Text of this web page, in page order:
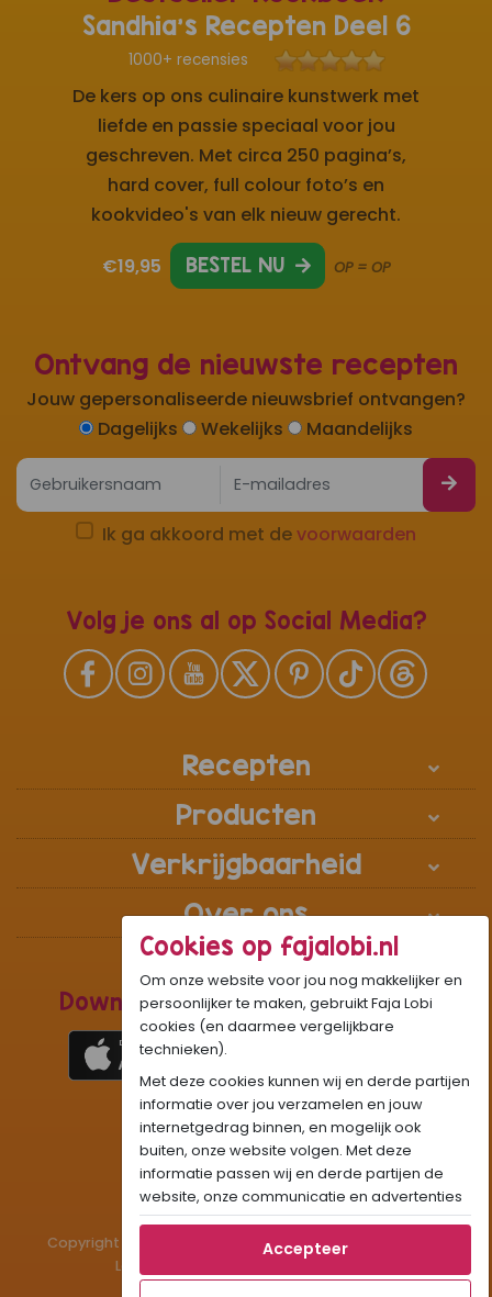
Ontvang de nieuwste recepten
Jouw gepersonaliseerde nieuwsbrief ontvangen?
Dagelijks
Wekelijks Maandelijks
Ik ga akkoord met devoorwaarden
Volg je ons al op Social Media?
Recepten
Producten
Verkrijgbaarheid
Over ons
Download de Recepten Webapp
WhatsApp Community:
Onze gifjes al eens geprobeerd?: GIF
Beleef Sandhia’s Recepten in:
Sandhia's Recepten Deel 6
1000+ recensies
De kers op ons culinaire kunstwerk met
liefde en passie speciaal voor jou
geschreven. Met circa 250 pagina’s,
hard cover, full colour foto’s en
kookvideo's van elk nieuw gerecht.
€19,95 BESTEL NU OP = OP
Copyright © 1983 - 2026 Stichting Administratiekantoor
Laigsingh Holding. All rights reserved.
Cookies op fajalobi.nl
Om onze website voor jou nog makkelijker en
persoonlijker te maken, gebruikt Faja Lobi
cookies (en daarmee vergelijkbare
technieken).
Met deze cookies kunnen wij en derde partijen
informatie over jou verzamelen en jouw
internetgedrag binnen, en mogelijk ook
buiten, onze website volgen. Met deze
informatie passen wij en derde partijen de
website, onze communicatie en advertenties
aan op jouw interesses en profiel. Daarnaast
kan je door deze cookies informatie delen via
Accepteer